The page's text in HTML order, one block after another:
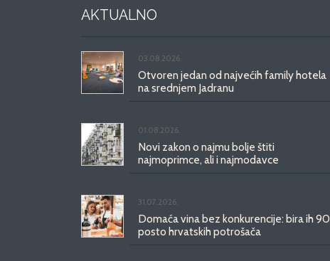
AKTUALNO
03.08.2026.
Otvoren jedan od najvećih family hotela
na srednjem Jadranu
01.08.2026.
Novi zakon o najmu bolje štiti
najmoprimce, ali i najmodavce
31.07.2026.
Domaća vina bez konkurencije: bira ih 90
posto hrvatskih potrošača